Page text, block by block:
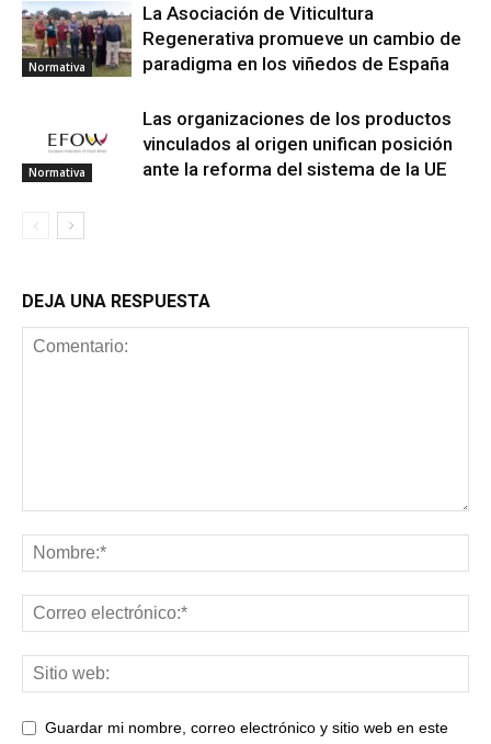
Normativa
La Asociación de Viticultura
Regenerativa promueve un cambio de
paradigma en los viñedos de España
Normativa
Las organizaciones de los productos
vinculados al origen unifican posición
ante la reforma del sistema de la UE
DEJA UNA RESPUESTA
Guardar mi nombre, correo electrónico y sitio web en este